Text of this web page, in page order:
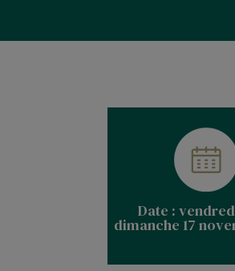
Date :
dimanche 17